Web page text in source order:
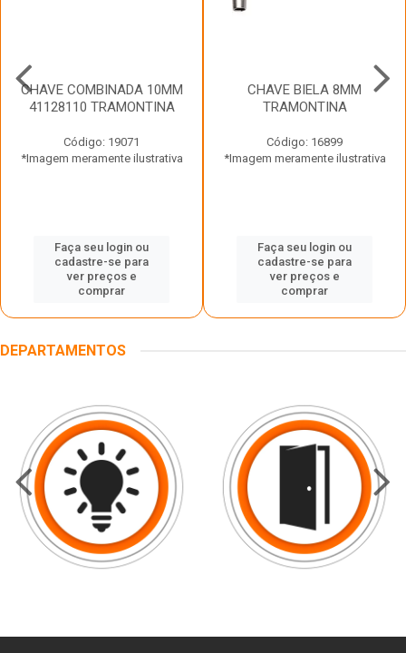
CHAVE COMBINADA 10MM
41128110 TRAMONTINA
Código: 19071
*Imagem meramente ilustrativa
Faça seu login ou
cadastre-se para
ver preços e
comprar
CHAVE BIELA 8MM
TRAMONTINA
Código: 16899
*Imagem meramente ilustrativa
Faça seu login ou
cadastre-se para
ver preços e
comprar
DEPARTAMENTOS